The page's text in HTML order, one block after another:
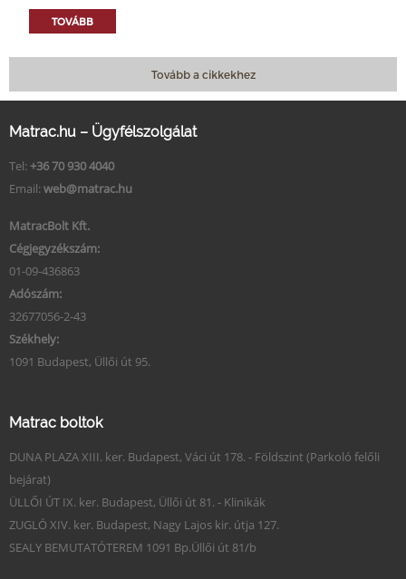
TOVÁBB
Tovább a cikkekhez
Matrac.hu – Ügyfélszolgálat
Tel: +36 70 930 4040
Email: web@matrac.hu
MatracBolt Kft.
Cégjegyzékszám:
01-09-436863
Adószám:
32677056-2-43
Székhely:
1091 Budapest, Üllői út 95.
Matrac boltok
DUNA PLAZA XIII. ker. Budapest, Váci út 178. - Földszint (Parkoló felőli
bejárat)
ÜLLŐI ÚT IX. ker. Budapest, Üllői út 81. - Klinikák
ZUGLÓ XIV. ker. Budapest, Nagy Lajos kir. útja 127.
SEALY BEMUTATÓTEREM 1091 Bp.Üllői út 81/b